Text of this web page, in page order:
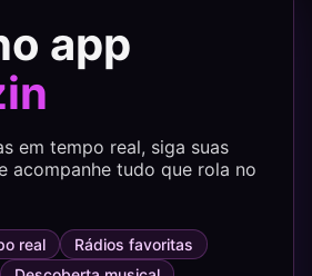
app
em tempo real, siga suas
acompanhe tudo que rola no
real
Rádios favoritas